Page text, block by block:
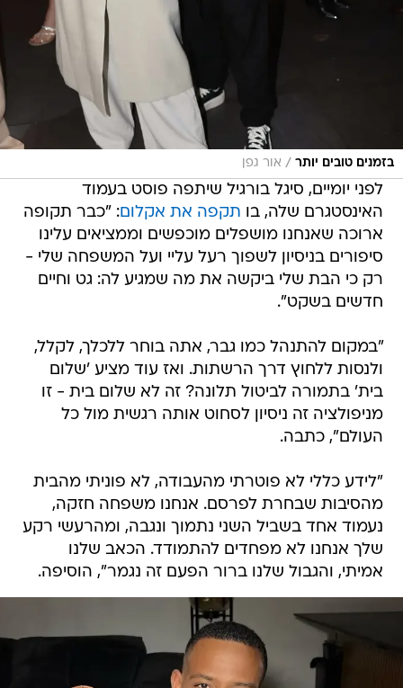
בזמנים טובים יותר / אור גפן
לפני יומיים, סיגל בורגיל שיתפה פוסט בעמוד
האינסטגרם שלה, בו תקפה את אקלום: "כבר תקופה
ארוכה שאנחנו מושפלים מוכפשים וממציאים עלינו
סיפורים בניסיון לשפוך רעל עליי ועל המשפחה שלי -
רק כי הבת שלי ביקשה את מה שמגיע לה: גט וחיים
חדשים בשקט".
"במקום להתנהל כמו גבר, אתה בוחר ללכלך, לקלל,
ולנסות ללחוץ דרך הרשתות. ואז עוד מציע 'שלום
בית' בתמורה לביטול תלונה? זה לא שלום בית - זו
מניפולציה זה ניסיון לסחוט אותה רגשית מול כל
העולם", כתבה.
"לידע כללי לא פוטרתי מהעבודה, לא פוניתי מהבית
מהסיבות שבחרת לפרסם. אנחנו משפחה חזקה,
נעמוד אחד בשביל השני נתמוך ונגבה, ומהרעשי רקע
שלך אנחנו לא מפחדים להתמודד. הכאב שלנו
אמיתי, והגבול שלנו ברור הפעם זה נגמר", הוסיפה.